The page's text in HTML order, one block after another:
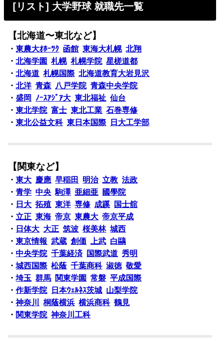
[リスト] 大学野球 就職先一覧
【北海道〜東北など】
・東農大ｵﾎｰﾂｸ 函館 東海大札幌 北翔
・北海学園 札幌 札幌学院 星槎道都
・北海道 札幌国際 北海道教育大岩見沢
・北洋 青森 八戸学院 青森中央学院
・盛岡 ﾉｰｽｱｼﾞｱ大 東北福祉 仙台
・東北学院 富士 東北工業 石巻専修
・東北公益文科 東日本国際 日大工学部
【関東など】
・東大 慶應 早稲田 明治 立教 法政
・青学 中央 駒澤 亜細亜
國學院
・ 日大 拓殖 東洋 専修 成蹊
国士舘
・ 立正 東海 帝京 東農大 帝京平成
・ 日体大 大正 筑波 桜美林 城西
・東京情報 武蔵 創価 上武 白鷗
・中央学院 千葉経済 国際武道 秀明
・城西国際 松蔭 千葉商科 淑徳 敬愛
・埼玉 群馬 関東学園 常磐 平成国際
・作新学院 日本ｳｪﾙﾈｽ茨城 山梨学院
・神奈川 桐蔭横浜 横浜商科 鶴見
・ 関東学院 神奈川工科